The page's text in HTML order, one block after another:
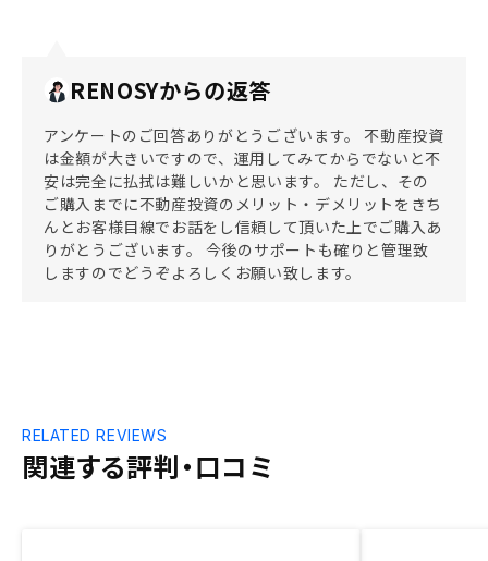
RENOSYからの返答
アンケートのご回答ありがとうございます。 不動産投資
は金額が大きいですので、運用してみてからでないと不
安は完全に払拭は難しいかと思います。 ただし、その
ご購入までに不動産投資のメリット・デメリットをきち
んとお客様目線でお話をし信頼して頂いた上でご購入あ
りがとうございます。 今後のサポートも確りと管理致
しますのでどうぞよろしくお願い致します。
関連する評判・口コミ
RELATED REVIEWS